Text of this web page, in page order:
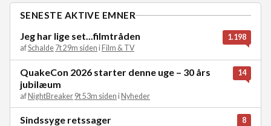
SENESTE AKTIVE EMNER
Jeg har lige set...filmtråden
afSchalde 7t 29m siden i Film & TV
1.198
QuakeCon 2026 starter denne uge – 30 års
jubilæum
afNightBreaker 9t 53m siden iNyheder
14
Sindssyge retssager 8